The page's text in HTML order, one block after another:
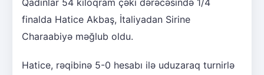
finalda Hatice Akbaş, İtaliyadan Sirine
Charaabiyə məğlub oldu.
Hatice, rəqibinə 5-0 hesabı ilə uduzaraq turnirlə